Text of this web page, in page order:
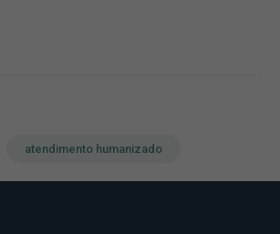
atendimento humanizado